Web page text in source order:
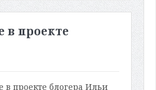
в проекте
проекте блогера Ильи